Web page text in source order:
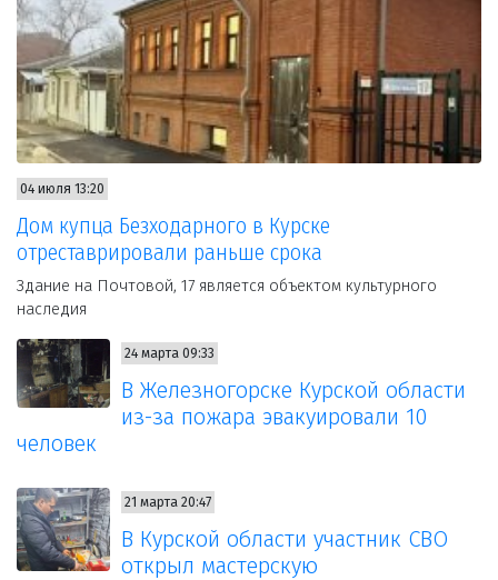
04 июля 13:20
Дом купца Безходарного в Курске
отреставрировали раньше срока
Здание на Почтовой, 17 является объектом культурного
наследия
24 марта 09:33
В Железногорске Курской области
из-за пожара эвакуировали 10
человек
21 марта 20:47
В Курской области участник СВО
открыл мастерскую